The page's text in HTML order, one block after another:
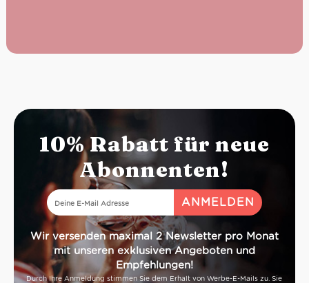
10% Rabatt für neue
Abonnenten!
Wir versenden maximal 2 Newsletter pro Monat
mit unseren exklusiven Angeboten und
Empfehlungen!
Durch Ihre Anmeldung stimmen Sie dem Erhalt von Werbe-E-Mails zu. Sie